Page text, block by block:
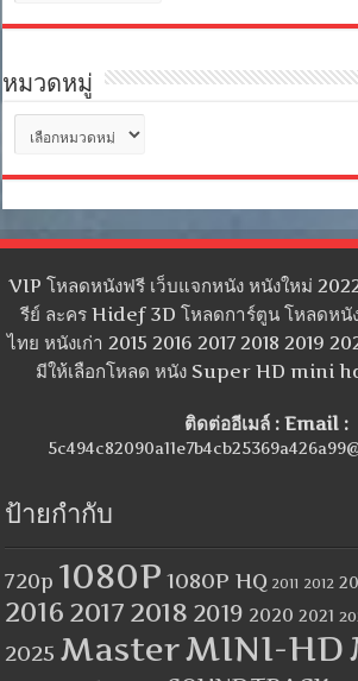
หมวดหมู่
หมู่
VIP โหลดหนังฟรี เว็บแจกหนัง หนังใหม่
รีย์ ละคร Hidef 3D โหลดการ์ตูน โหลดหนั
ไทย หนังเก่า 2015 2016 2017 2018 2019
มีให้เลือกโหลด หนัง Super HD mini
ติดต่ออีเมล์ : Email :
ป้ายกำกับ
720p 1080P 1080P HQ 2011 2012
2016 2017 2018 2019 2020 2021
2025 MasterMINI-HD